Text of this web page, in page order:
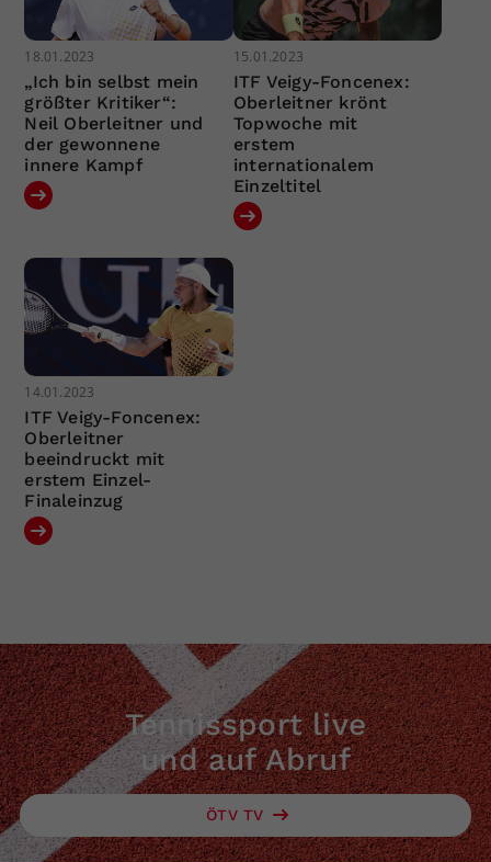
18.01.2023
„Ich bin selbst mein
größter Kritiker“:
Neil Oberleitner und
der gewonnene
innere Kampf
15.01.2023
ITF Veigy-Foncenex:
Oberleitner krönt
Topwoche mit
erstem
internationalem
Einzeltitel
14.01.2023
ITF Veigy-Foncenex:
Oberleitner
beeindruckt mit
erstem Einzel-
Finaleinzug
Tennissport live
und auf Abruf
ÖTV TV